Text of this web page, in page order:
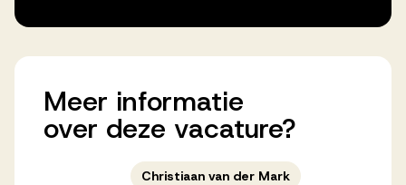
Meer informatie
over deze vacature?
Christiaan van der Mark